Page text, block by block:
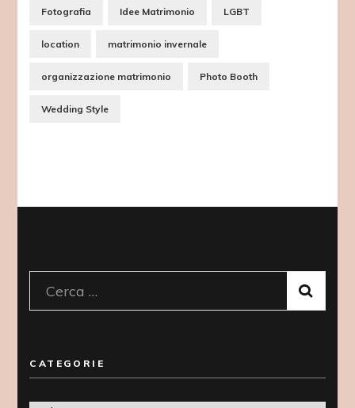
Fotografia Idee Matrimonio LGBT
location matrimonio invernale
organizzazione matrimonio Photo Booth
Wedding Style
Ricerca
per:
CATEGORIE